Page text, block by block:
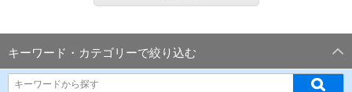
キーワード・カテゴリーで絞り込む